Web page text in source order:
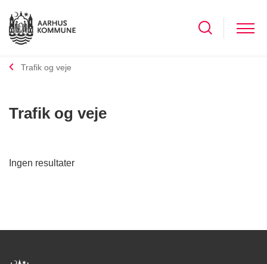
Trafik og veje
Trafik og veje
Ingen resultater